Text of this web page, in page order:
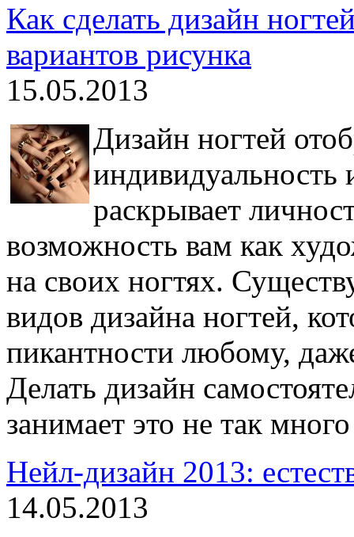
Как сделать дизайн
вариантов рисунка
15.05.2013
Дизайн ногтей
индивидуальность
раскрывает
возможность вам как
на своих ногтях.
видов дизайна ногтей,
пикантности любому,
Делать дизайн
занимает это не так
Нейл-дизайн 2013:
14.05.2013